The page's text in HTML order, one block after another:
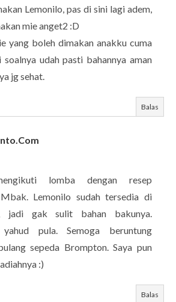
Lemonilo, pas di sini lagi adem,
mie anget2 :D
yang boleh dimakan anakku cuma
soalnya udah pasti bahannya aman
jg sehat.
Balas
lomba dengan resep
Lemonilo sudah tersedia di
jadi gak sulit bahan bakunya.
yahud pula. Semoga beruntung
sepeda Brompton. Saya pun
:)
Balas